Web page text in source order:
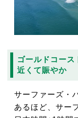
ゴールドコー
近くて賑やか
サーファーズ・
あるほど、サー